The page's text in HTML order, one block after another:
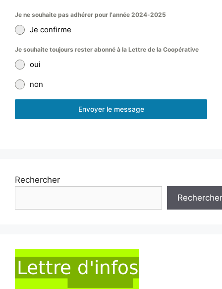
Je ne souhaite pas adhérer pour l'année 2024-2025
Je confirme
Je souhaite toujours rester abonné à la Lettre de la Coopérative
oui
non
Envoyer le message
Rechercher
Rechercher